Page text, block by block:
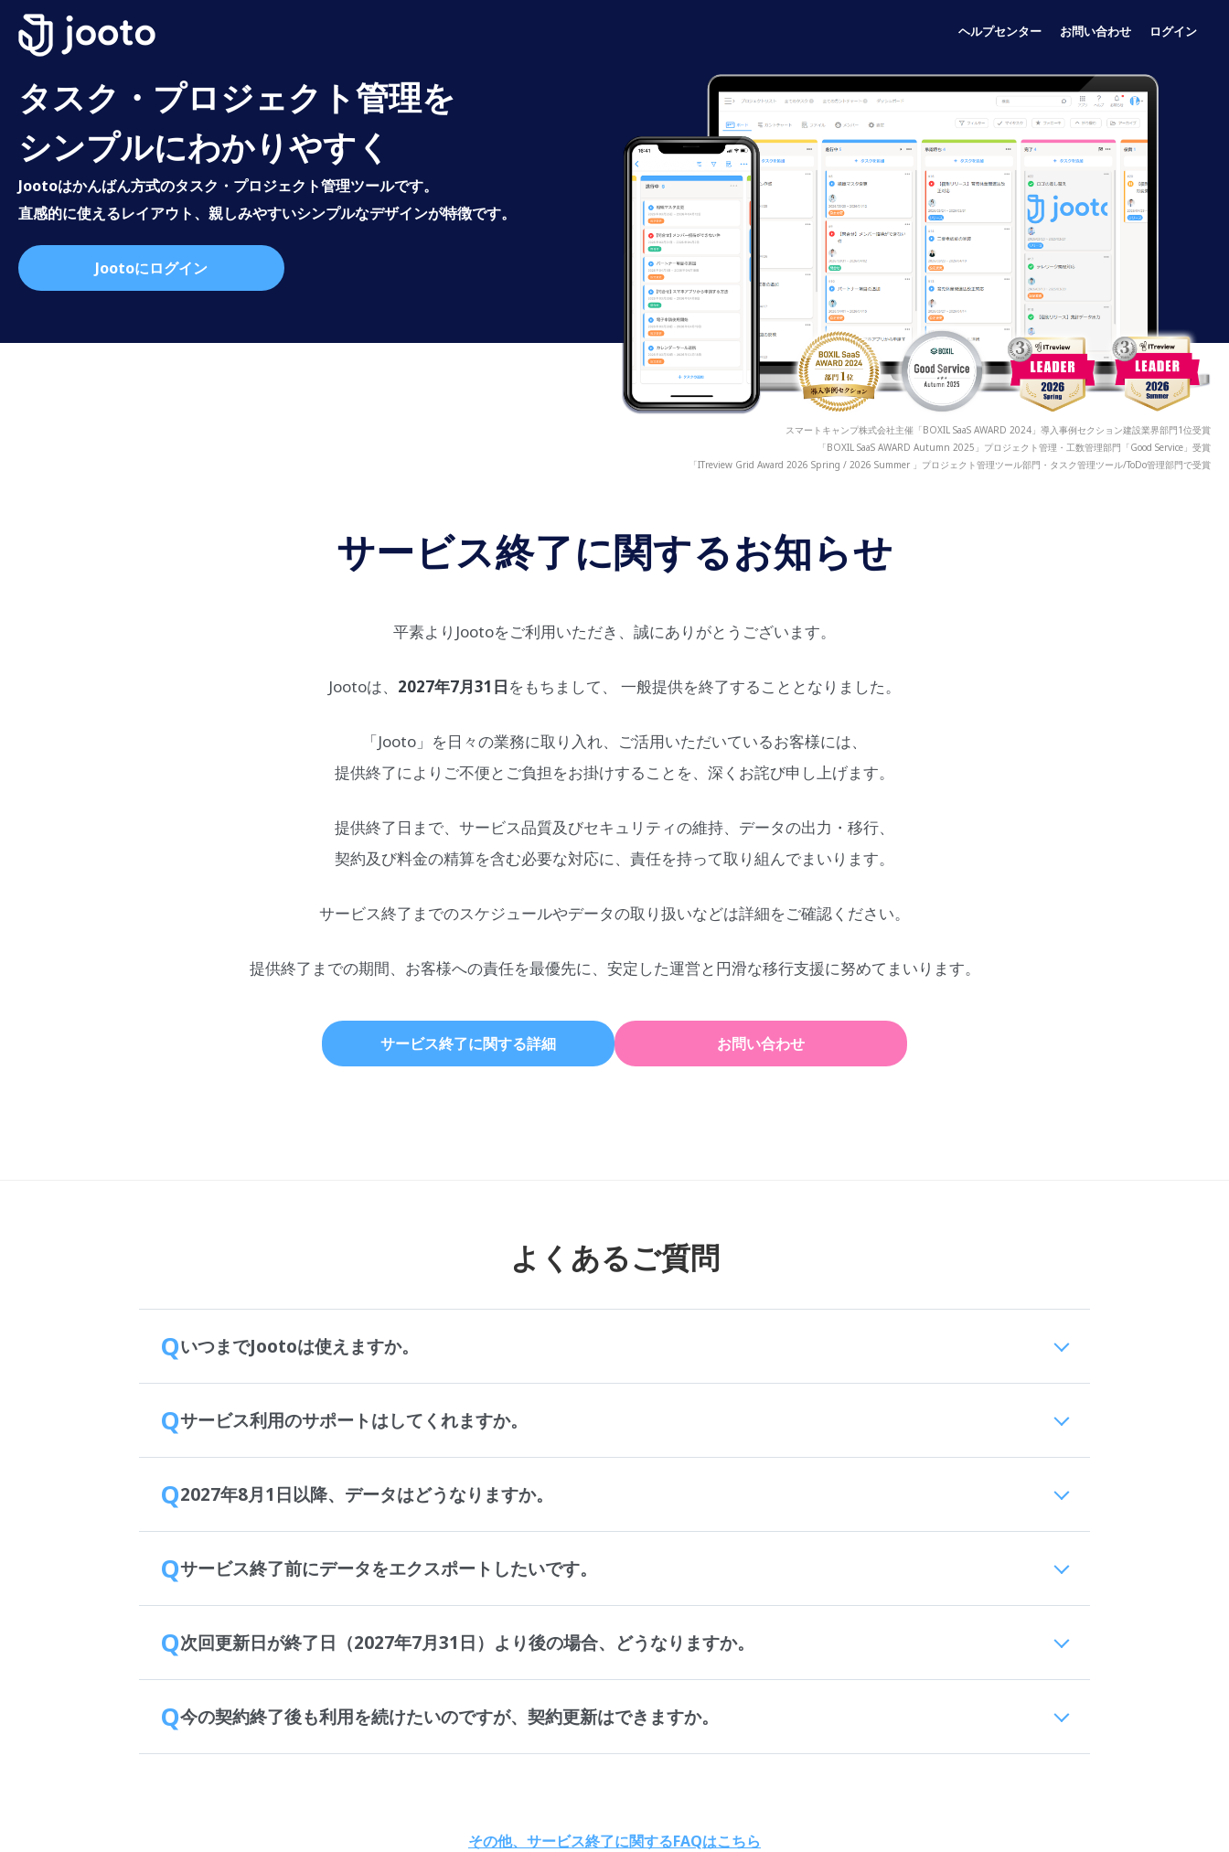
ヘルプセンター お問い合わせ ログイン
タスク・プロジェクト管理を
シンプルにわかりやすく
Jootoはかんばん方式のタスク・プロジェクト管理ツールです。
直感的に使えるレイアウト、親しみやすいシンプルなデザインが特徴です。
Jootoにログイン
スマートキャンプ株式会社主催「BOXIL SaaS AWARD 2024」導入事例セクション建設業界部門1位受賞
「BOXIL SaaS AWARD Autumn 2025」プロジェクト管理・工数管理部門「Good Service」受賞
「ITreview Grid Award 2026 Spring / 2026 Summer 」プロジェクト管理ツール部門・タスク管理ツール/ToDo管理部門で受賞
サービス終了に関するお知らせ
平素よりJootoをご利用いただき、誠にありがとうございます。
Jootoは、 2027年7月31日をもちまして、 一般提供を終了することとなりました。
「Jooto」を日々の業務に取り入れ、ご活用いただいているお客様には、
提供終了によりご不便とご負担をお掛けすることを、深くお詫び申し上げます。
提供終了日まで、サービス品質及びセキュリティの維持、データの出力・移行、
契約及び料金の精算を含む必要な対応に、責任を持って取り組んでまいります。
サービス終了までのスケジュールやデータの取り扱いなどは詳細をご確認ください。
提供終了までの期間、お客様への責任を最優先に、安定した運営と円滑な移行支援に努めてまいります。
サービス終了に関する詳細 お問い合わせ
よくあるご質問
QいつまでJootoは使えますか。
Qサービス利用のサポートはしてくれますか。
Q2027年8月1日以降、データはどうなりますか。
Qサービス終了前にデータをエクスポートしたいです。
Q次回更新日が終了日（2027年7月31日）より後の場合、どうなりますか。
Q今の契約終了後も利用を続けたいのですが、契約更新はできますか。
その他、サービス終了に関するFAQはこちら